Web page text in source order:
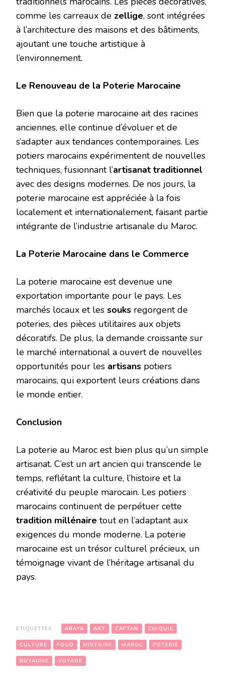
comme les carreaux de zellige, sont intégrées
à l’architecture des maisons et des bâtiments,
ajoutant une touche artistique à
l’environnement.
Le Renouveau de la Poterie Marocaine
Bien que la poterie marocaine ait des racines
anciennes, elle continue d’évoluer et de
s’adapter aux tendances contemporaines. Les
potiers marocains expérimentent de nouvelles
techniques, fusionnant l’artisanat traditionnel
avec des designs modernes. De nos jours, la
poterie marocaine est appréciée à la fois
localement et internationalement, faisant partie
intégrante de l’industrie artisanale du Maroc.
La Poterie Marocaine dans le Commerce
La poterie marocaine est devenue une
exportation importante pour le pays. Les
marchés locaux et les souks regorgent de
poteries, des pièces utilitaires aux objets
décoratifs. De plus, la demande croissante sur
le marché international a ouvert de nouvelles
opportunités pour les artisans potiers
marocains, qui exportent leurs créations dans
le monde entier.
Conclusion
La poterie au Maroc est bien plus qu’un simple
artisanat. C’est un art ancien qui transcende le
temps, reflétant la culture, l’histoire et la
créativité du peuple marocain. Les potiers
marocains continuent de perpétuer cette
tradition millénaire tout en l’adaptant aux
exigences du monde moderne. La poterie
marocaine est un trésor culturel précieux, un
témoignage vivant de l’héritage artisanal du
pays.
ÉTIQUETTES : ABAYA ART CAFTAN CHIQUIE
CULTURE FOOD HISTOIRE MAROC POTERIE
ROYAUME VOYAGE